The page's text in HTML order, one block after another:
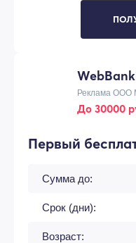
Реклама ООО
До 30000
Первый
Сумма до:
Срок (дни):
Возраст: